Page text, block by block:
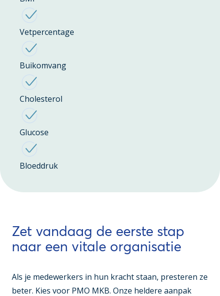
Vetpercentage
Buikomvang
Cholesterol
Glucose
Bloeddruk
Zet vandaag de eerste stap
naar een vitale organisatie
Als je medewerkers in hun kracht staan, presteren ze
beter. Kies voor PMO MKB. Onze heldere aanpak